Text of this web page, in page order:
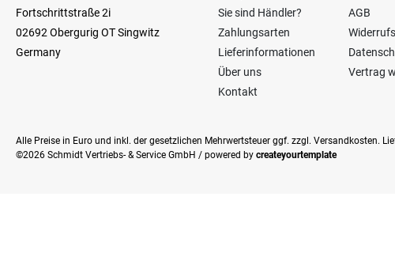
Fortschrittstraße 2i
02692 Obergurig OT Singwitz
Germany
Sie sind Händler?
Zahlungsarten
Lieferinformationen
Über uns
Kontakt
AGB
Vertrag
Alle Preise in Euro und inkl. der gesetzlichen Mehrwertsteuer ggf. zzgl. Versandkosten.
©2026 Schmidt Vertriebs- & Service GmbH / powered by createyourtemplate